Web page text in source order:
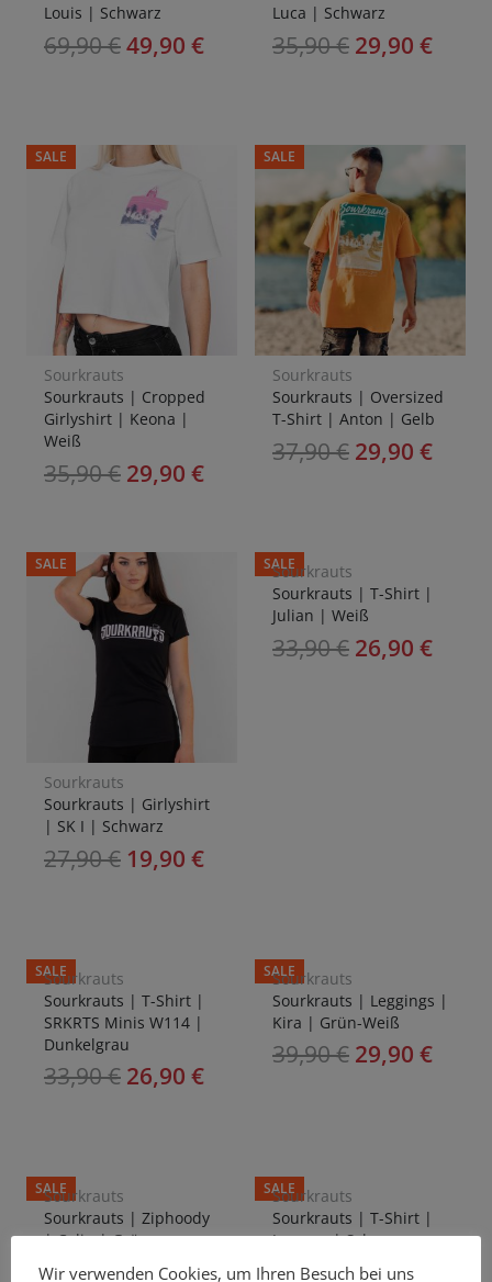
Louis | Schwarz
69,90€49,90 €
Luca | Schwarz
35,90€ 29,90 €
SALE
Sourkrauts
Sourkrauts | Cropped
Girlyshirt | Keona |
Weiß
35,90€ 29,90 €
SALE
Sourkrauts
Sourkrauts | Oversized
T-Shirt | Anton | Gelb
37,90€ 29,90 €
SALE
Sourkrauts
Sourkrauts | Girlyshirt
| SK I | Schwarz
27,90€ 19,90 €
SALE
Sourkrauts
Sourkrauts | T-Shirt |
Julian | Weiß
33,90€ 26,90 €
SALE
Sourkrauts
Sourkrauts | T-Shirt |
SRKRTS Minis W114 |
Dunkelgrau
33,90€ 26,90 €
SALE
Sourkrauts
Sourkrauts | Leggings |
Kira | Grün-Weiß
39,90€ 29,90 €
SALE
Sourkrauts
Sourkrauts | Ziphoody
| Colin | Grün
89,90€69,90€
SALE
Sourkrauts
Sourkrauts | T-Shirt |
Journey | Schwarz
33,90€ 26,90
Wir verwenden Cookies, um Ihren Besuch bei uns